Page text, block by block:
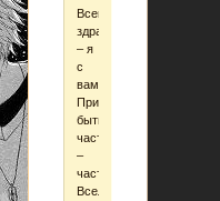
Всем
здрасьте
– я
с
вами.
Приятно
быть
частицей
–
частицей
Вселенной.